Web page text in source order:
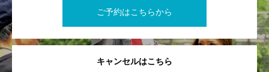
ご予約はこちらから
キャンセルはこちら